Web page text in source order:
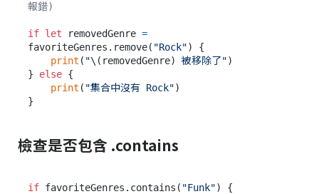
報錯)
if let removedGenre =
favoriteGenres.remove( "Rock") {
print ( "\(removedGenre) 被移除了")
} else {
print ( "集合中沒有 Rock")
檢查是否包含 .contains
if favoriteGenres.contains( "Funk") {